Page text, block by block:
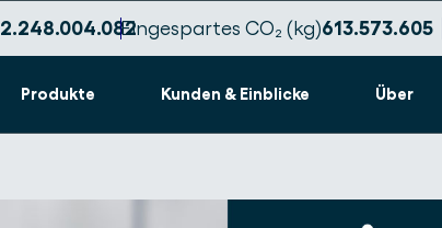
2.248.004.086Eingespartes CO₂ (kg)613.573.606
Produkte Kunden & Einblicke Über